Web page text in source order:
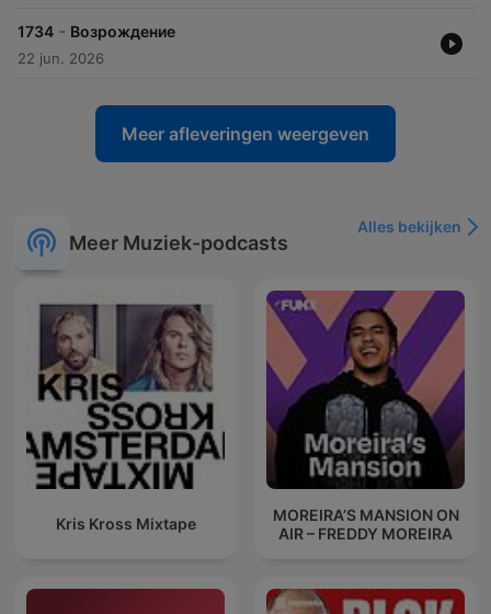
1734 - Возрождение
22 jun. 2026
Meer afleveringen weergeven
Meer Muziek-podcasts
Alles bekijken
Kris Kross Mixtape
MOREIRA’S MANSION ON
AIR – FREDDY MOREIRA